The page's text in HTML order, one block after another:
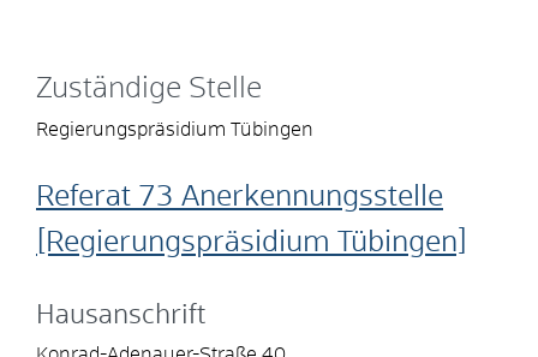
Zuständige Stelle
Regierungspräsidium Tübingen
Referat 73 Anerkennungsstelle
[Regierungspräsidium Tübingen]
Hausanschrift